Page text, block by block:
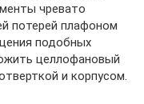
чревато
потерей плафоном
подобных
целлофановый
и корпусом.